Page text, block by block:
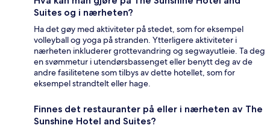
Suites og i nærheten?
Ha det gøy med aktiviteter på stedet, som for eksempel
volleyball og yoga på stranden. Ytterligere aktiviteter i
nærheten inkluderer grottevandring og segwayutleie. Ta deg
en svømmetur i utendørsbassenget eller benytt deg av de
andre fasilitetene som tilbys av dette hotellet, som for
eksempel strandtelt eller hage.
Finnes det restauranter på eller i nærheten av The
Sunshine Hotel and Suites?